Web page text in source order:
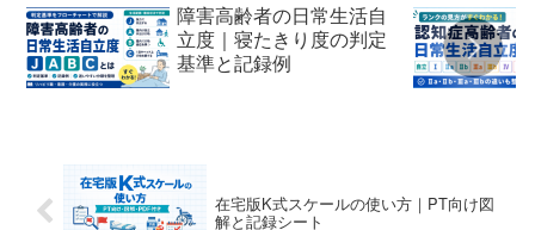
障害高齢者の日常生活自
立度｜寝たきり度の判定
基準と記録例
在宅版K式スケールの使い方｜PT向け図
解と記録シート